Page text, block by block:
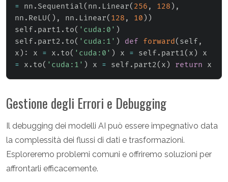
= nn . Sequential( nn . Linear( 256 , 128 ) ,
nn . ReLU( ) , nn . Linear( 128 , 10 ) )
self . part1 . to( 'cuda:0' )
self . part2 . to( 'cuda:1' ) def forward ( self ,
x ) : x = x . to( 'cuda:0' ) x = self . part1( x )
= x . to( 'cuda:1' ) x = self . part2( x ) return x
Gestione degli Errori e Debugging
Il debugging dei modelli AI può essere impegnativo data
la complessità dei flussi di dati e trasformazioni.
Esploreremo problemi comuni e offriremo soluzioni per
affrontarli efficacemente.